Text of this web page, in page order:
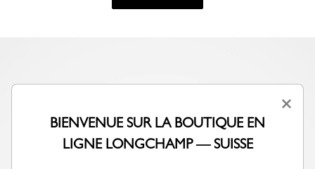
×
BIENVENUE SUR LA BOUTIQUE EN
LIGNE LONGCHAMP — SUISSE